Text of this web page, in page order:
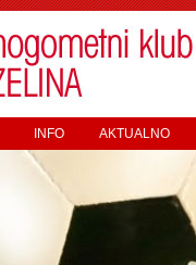
INFO AKTUALNO